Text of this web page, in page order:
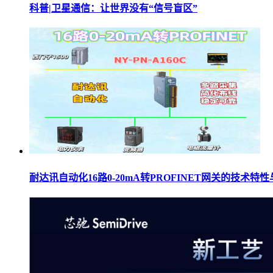
科普|卫星通信：让世界没有“信号盲区”
耐达讯自动化16路0-20mA转PROFINET网关的技术特性